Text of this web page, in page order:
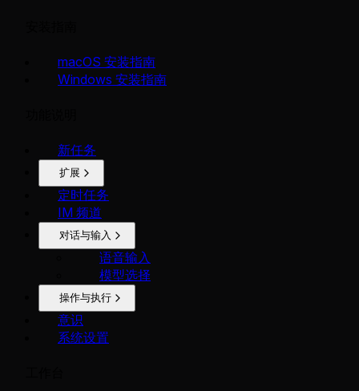
macOS 安装指南
Windows 安装指南
新任务
扩展
定时任务
IM 频道
对话与输入
语音输入
模型选择
操作与执行
意识
系统设置